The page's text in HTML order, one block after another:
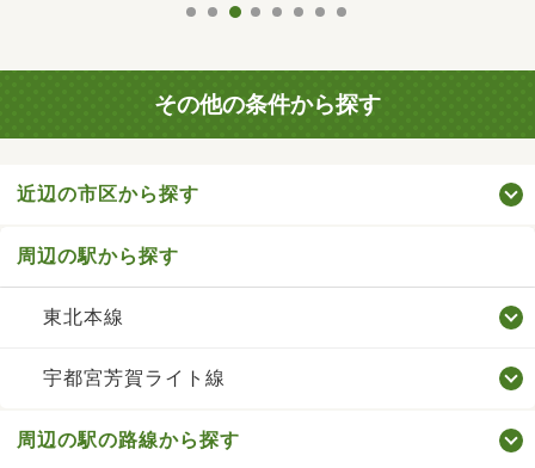
その他の条件から探す
近辺の市区から探す
周辺の駅から探す
東北本線
宇都宮芳賀ライト線
周辺の駅の路線から探す